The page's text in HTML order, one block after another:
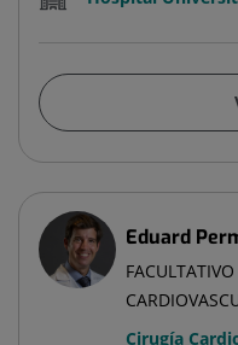
Eduard
Cirugía